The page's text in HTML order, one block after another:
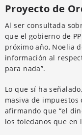
Proyecto de
Al ser consultada
que el gobierno de
próximo año, Noelia
información al
para nada”.
Lo que sí ha
masiva de
afirmando que “el
los toledanos que en